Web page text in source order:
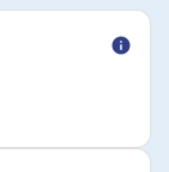
info